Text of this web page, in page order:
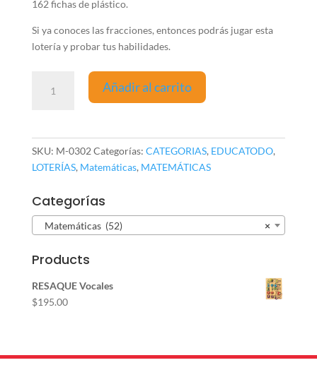
162 fichas de plástico.
Si ya conoces las fracciones, entonces podrás jugar esta
lotería y probar tus habilidades.
cantidad
Añadir al carrito
SKU: M-0302 Categorías: CATEGORIAS, EDUCATODO,
LOTERÍAS, Matemáticas, MATEMÁTICAS
Categorías
×
Matemáticas (52)
Products
RESAQUE Vocales
$195.00